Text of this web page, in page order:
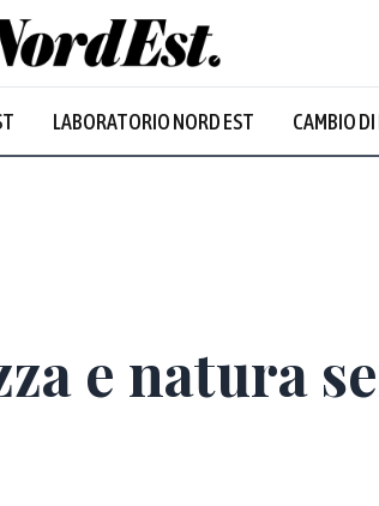
LABORATORIO NORD EST CAMBIO DI
e natura